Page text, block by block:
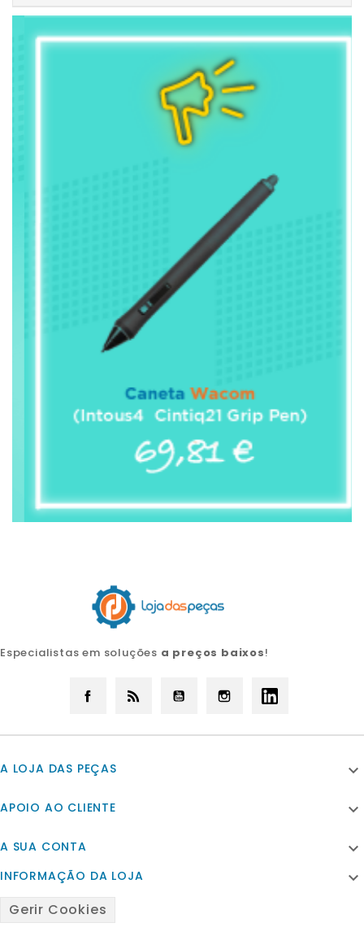
Especialistas em soluções a preços baixos!
Facebook YouTube Instagram
A LOJA DAS PEÇAS 
APOIO AO CLIENTE 
A SUA CONTA 
INFORMAÇÃO DA LOJA 
Gerir Cookies